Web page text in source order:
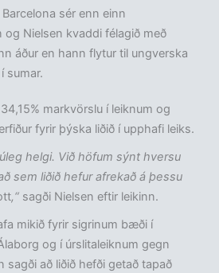
sér enn einn
og Nielsen kvaddi félagið með
áður en hann flytur til ungverska
sumar.
markvörslu í leiknum og
fyrir þýska liðið í upphafi leiks.
helgi. Við höfum sýnt hversu
sem liðið hefur afrekað á þessu
,“ sagði Nielsen eftir leikinn.
mikið fyrir sigrinum bæði í
og í úrslitaleiknum gegn
sagði að liðið hefði getað tapað